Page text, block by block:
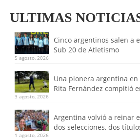
ULTIMAS
Cinco argentinos salen a
Sub 20 de Atletismo
5 agosto, 2026
Una pionera argentina
Rita Fernández compitió
3 agosto, 2026
Argentina volvió a reinar
dos selecciones, dos
1 agosto, 2026